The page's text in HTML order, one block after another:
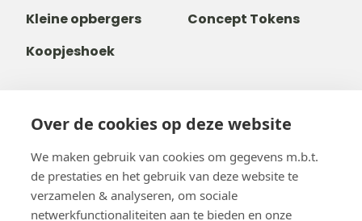
Over de cookies op deze website
We maken gebruik van cookies om gegevens m.b.t.
de prestaties en het gebruik van deze website te
verzamelen & analyseren, om sociale
netwerkfunctionaliteiten aan te bieden en onze
Kleine opbergers
Concept Tokens
Koopjeshoek
+32 14 38 99 00
+32488237146
info@b-token.eu